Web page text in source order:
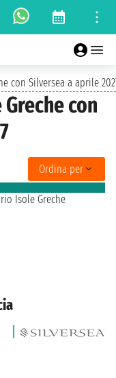
con Silversea a aprile
con
Ordina per